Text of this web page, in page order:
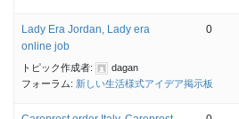
Lady Era Jordan, Lady era
online job
トピック作成者:
dagan
フォーラム: 新しい生活様式アイデア掲示板
0